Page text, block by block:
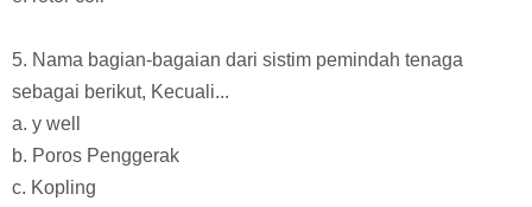
5. Nama bagian-bagaian dari sistim pemindah tenaga
sebagai berikut, Kecuali...
a. y well
b. Poros Penggerak
c. Kopling